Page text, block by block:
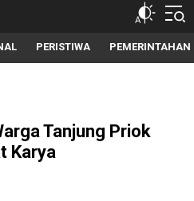
PERISTIWA PEMERINTAHAN
Tanjung Priok
Karya